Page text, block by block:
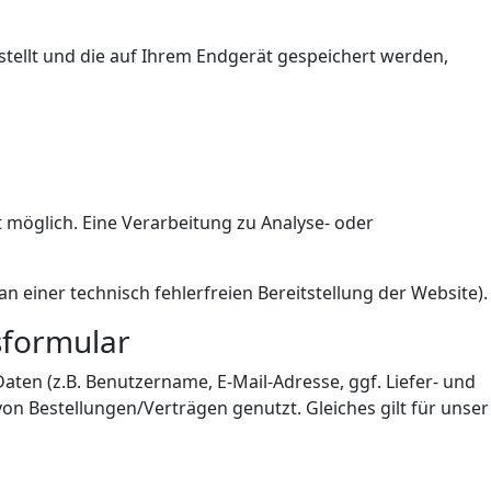
und die auf Ihrem Endgerät gespeichert werden,
Eine Verarbeitung zu Analyse- oder
einer technisch fehlerfreien Bereitstellung der Website).
(z.B. Benutzername, E-Mail-Adresse, ggf. Liefer- und
Bestellungen/Verträgen genutzt. Gleiches gilt für unser